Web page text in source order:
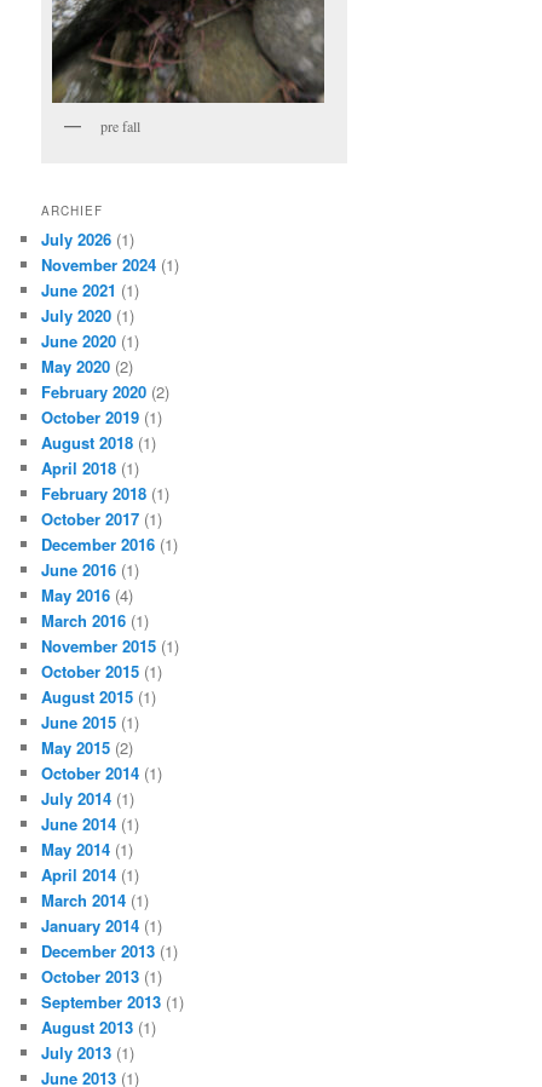
pre fall
ARCHIEF
July 2026 (1)
November 2024 (1)
June 2021 (1)
July 2020 (1)
June 2020 (1)
May 2020 (2)
February 2020 (2)
October 2019 (1)
August 2018 (1)
April 2018 (1)
February 2018 (1)
October 2017 (1)
December 2016 (1)
June 2016 (1)
May 2016 (4)
March 2016 (1)
November 2015 (1)
October 2015 (1)
August 2015 (1)
June 2015 (1)
May 2015 (2)
October 2014 (1)
July 2014 (1)
June 2014 (1)
May 2014 (1)
April 2014 (1)
March 2014 (1)
January 2014 (1)
December 2013 (1)
October 2013 (1)
September 2013 (1)
August 2013 (1)
July 2013 (1)
June 2013 (1)